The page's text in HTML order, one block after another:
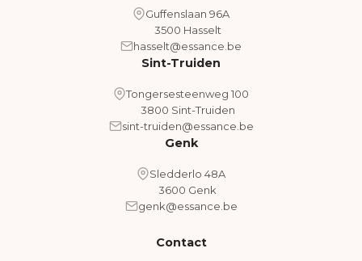
Guffenslaan 96A
3500 Hasselt
hasselt@essance.be
Sint-Truiden
Tongersesteenweg 100
3800 Sint-Truiden
sint-truiden@essance.be
Genk
Sledderlo 48A
3600 Genk
genk@essance.be
Contact